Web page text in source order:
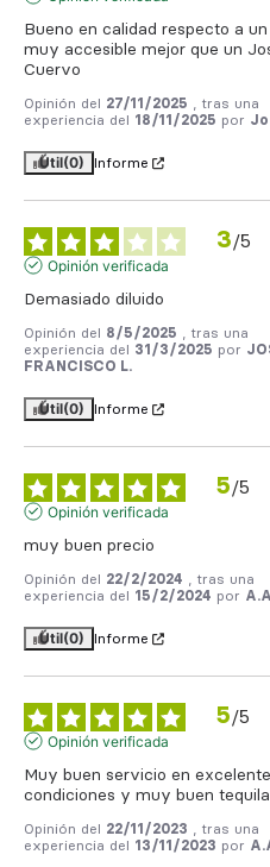
Bueno en calidad respecto a
muy accesible mejor que un
Cuervo
Opinión del 27/11/2025
, tras una
experiencia del
18/11/2025 por
Útil(0) Informe
3/5
Opinión verificada
Demasiado diluido
Opinión del 8/5/2025
, tras una
experiencia del
31/3/2025 por
FRANCISCO L.
Útil(0) Informe
5/5
Opinión verificada
muy buen precio
Opinión del 22/2/2024
, tras una
experiencia del
15/2/2024 por
Útil(0) Informe
5/5
Opinión verificada
Muy buen servicio en excelente
condiciones y muy buen tequila
Opinión del 22/11/2023
, tras una
experiencia del
13/11/2023 por